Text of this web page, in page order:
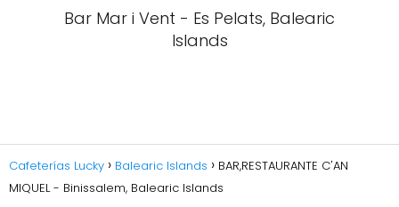
Bar Mar i Vent - Es Pelats, Balearic
Islands
Cafeterías Lucky Balearic Islands
BAR,RESTAURANTE C'AN
MIQUEL - Binissalem, Balearic Islands